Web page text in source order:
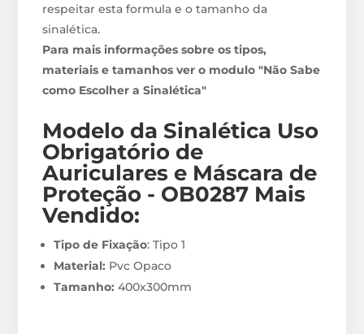
respeitar esta formula e o tamanho da
sinalética.
Para mais informações sobre os tipos,
materiais e tamanhos ver o modulo "Não Sabe
como Escolher a Sinalética"
Modelo da Sinalética Uso
Obrigatório de
Auriculares e Máscara de
Proteção - OB0287 Mais
Vendido:
Tipo de Fixação: Tipo 1
Material: Pvc Opaco
Tamanho: 400x300mm